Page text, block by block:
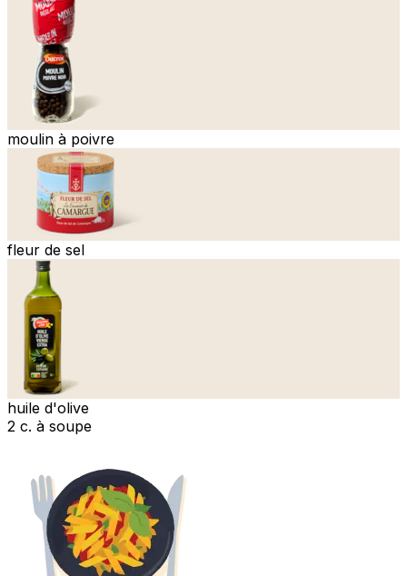
moulin à poivre
fleur de sel
huile d'olive
2 c. à soupe